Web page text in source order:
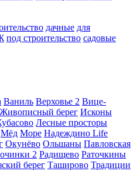
дачные для
под строительство садовые
Ваниль Верховье 2 Вице-
Живописный берег Исконы
Лесные просторы
Мёд Море Надеждино Life
Окунёво Ольшаны Павловская
2 Радищево Раточкины
берег Таширово Традиции